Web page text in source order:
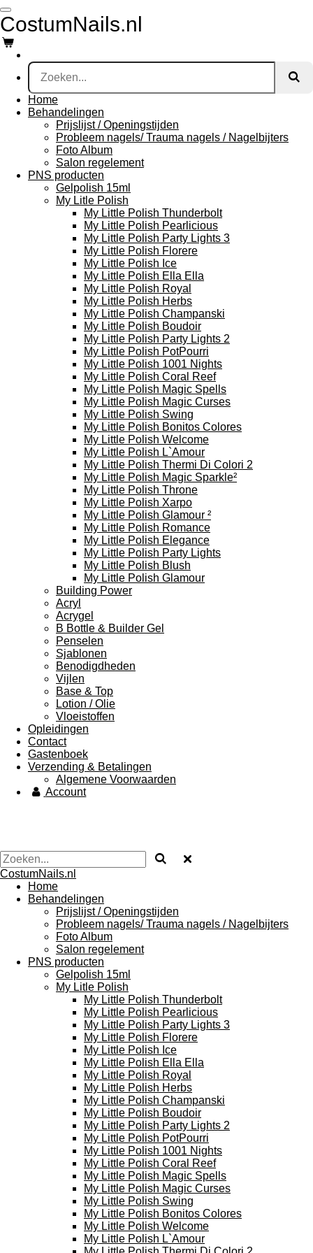
Ga
direct
naar
de
hoofdinhoud
CostumNails.nl
Home
Behandelingen
Prijslijst / Openingstijden
Probleem nagels/ Trauma nagels / Nagelbijters
Foto Album
Salon regelement
PNS producten
Gelpolish 15ml
My Litle Polish
My Little Polish Thunderbolt
My Little Polish Pearlicious
My Little Polish Party Lights 3
My Little Polish Florere
My Little Polish Ice
My Little Polish Ella Ella
My Little Polish Royal
My Little Polish Herbs
My Little Polish Champanski
My Little Polish Boudoir
My Little Polish Party Lights 2
My Little Polish PotPourri
My Little Polish 1001 Nights
My Little Polish Coral Reef
My Little Polish Magic Spells
My Little Polish Magic Curses
My Little Polish Swing
My Little Polish Bonitos Colores
My Little Polish Welcome
My Little Polish L`Amour
My Little Polish Thermi Di Colori 2
My Little Polish Magic Sparkle²
My Little Polish Throne
My Little Polish Xarpo
My Little Polish Glamour ²
My Little Polish Romance
My Little Polish Elegance
My Little Polish Party Lights
My Little Polish Blush
My Little Polish Glamour
Building Power
Acryl
Acrygel
B Bottle & Builder Gel
Penselen
Sjablonen
Benodigdheden
Vijlen
Base & Top
Lotion / Olie
Vloeistoffen
Opleidingen
Contact
Gastenboek
Verzending & Betalingen
Algemene Voorwaarden
Account
CostumNails.nl
Home
Behandelingen
Prijslijst / Openingstijden
Probleem nagels/ Trauma nagels / Nagelbijters
Foto Album
Salon regelement
PNS producten
Gelpolish 15ml
My Litle Polish
My Little Polish Thunderbolt
My Little Polish Pearlicious
My Little Polish Party Lights 3
My Little Polish Florere
My Little Polish Ice
My Little Polish Ella Ella
My Little Polish Royal
My Little Polish Herbs
My Little Polish Champanski
My Little Polish Boudoir
My Little Polish Party Lights 2
My Little Polish PotPourri
My Little Polish 1001 Nights
My Little Polish Coral Reef
My Little Polish Magic Spells
My Little Polish Magic Curses
My Little Polish Swing
My Little Polish Bonitos Colores
My Little Polish Welcome
My Little Polish L`Amour